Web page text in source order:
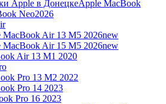
Apple MacBook
Neo2026
MacBook Air 13 M5 2026new
MacBook Air 15 M5 2026new
Air 13 M1 2020
Pro 13 M2 2022
Pro 14 2023
Pro 16 2023